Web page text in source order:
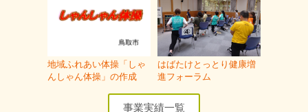
地域ふれあい体操「しゃ
んしゃん体操」の作成
はばたけとっとり健康増
進フォーラム
事業実績一覧